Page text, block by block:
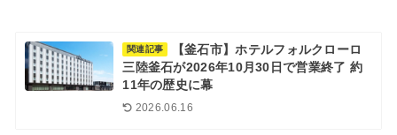
関連記事
【釜石市】ホテルフォルクローロ
三陸釜石が2026年10月30日で営業終了 約
11年の歴史に幕
2026.06.16